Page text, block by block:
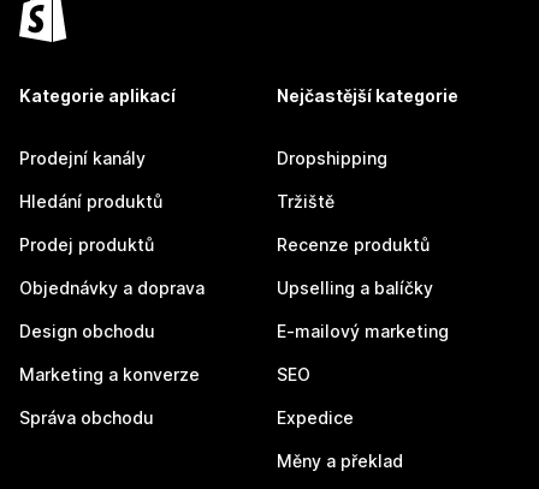
Kategorie aplikací
Prodejní kanály
Hledání produktů
Prodej produktů
Objednávky a doprava
Design obchodu
Marketing a konverze
Správa obchodu
Nejčastější kategorie
Dropshipping
Tržiště
Recenze produktů
Upselling a balíčky
E-mailový marketing
SEO
Expedice
Měny a překlad